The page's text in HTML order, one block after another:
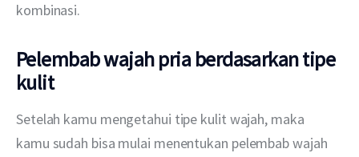
kombinasi.
Pelembab wajah pria berdasarkan tipe
kulit
Setelah kamu mengetahui tipe kulit wajah, maka
kamu sudah bisa mulai menentukan pelembab wajah